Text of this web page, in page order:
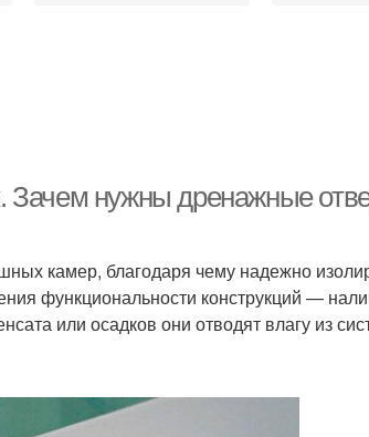
Зачем нужны дренажные
камер, благодаря чему надежно
функциональности конструкций —
или осадков они отводят влагу из